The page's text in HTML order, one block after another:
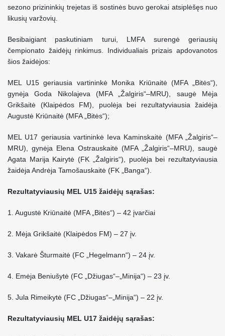
sezono prizininkių trejetas iš sostinės buvo gerokai atsiplėšęs nuo
likusių varžovių.
Besibaigiant paskutiniam turui, LMFA surengė geriausių
čempionato žaidėjų rinkimus. Individualiais prizais apdovanotos
šios žaidėjos:
MEL U15 geriausia vartininkė Monika Kriūnaitė (MFA „Bitės“),
gynėja Goda Nikolajeva (MFA „Žalgiris“–MRU), saugė Mėja
Grikšaitė (Klaipėdos FM), puolėja bei rezultatyviausia žaidėja
Augustė Kriūnaitė (MFA „Bitės“);
MEL U17 geriausia vartininkė Ieva Kaminskaitė (MFA „Žalgiris“–
MRU), gynėja Elena Ostrauskaitė (MFA „Žalgiris“–MRU), saugė
Agata Marija Kairytė (FK „Žalgiris“), puolėja bei rezultatyviausia
žaidėja Andrėja Tamošauskaitė (FK „Banga“).
Rezultatyviausių MEL U15 žaidėjų sąrašas:
1. Augustė Kriūnaitė (MFA „Bitės“) – 42 įvarčiai
2. Mėja Grikšaitė (Klaipėdos FM) – 27 įv.
3. Vakarė Šturmaitė (FC „Hegelmann“) – 24 įv.
4. Emėja Beniušytė (FC „Džiugas“–„Minija“) – 23 įv.
5. Jula Rimeikytė (FC „Džiugas“–„Minija“) – 22 įv.
Rezultatyviausių MEL U17 žaidėjų sąrašas: